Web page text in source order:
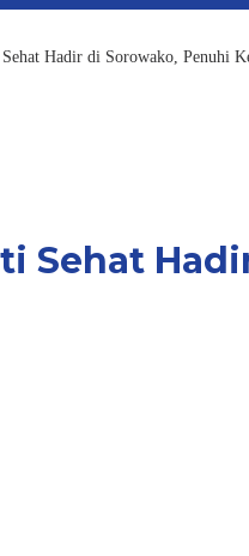
Hadir di Sorowako, Penuhi
Sehat